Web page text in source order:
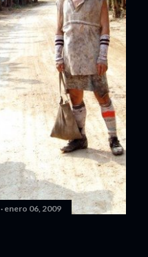
enero 06, 2009